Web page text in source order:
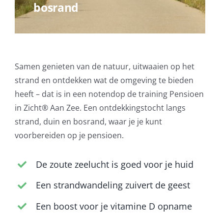
strandbezoek
Samen genieten van de natuur, uitwaaien op het
strand en ontdekken wat de omgeving te bieden
heeft – dat is in een notendop de training Pensioen
in Zicht®️ Aan Zee. Een ontdekkingstocht langs
strand, duin en bosrand, waar je je kunt
voorbereiden op je pensioen.
De zoute zeelucht is goed voor je huid
Een strandwandeling zuivert de geest
Een boost voor je vitamine D opname